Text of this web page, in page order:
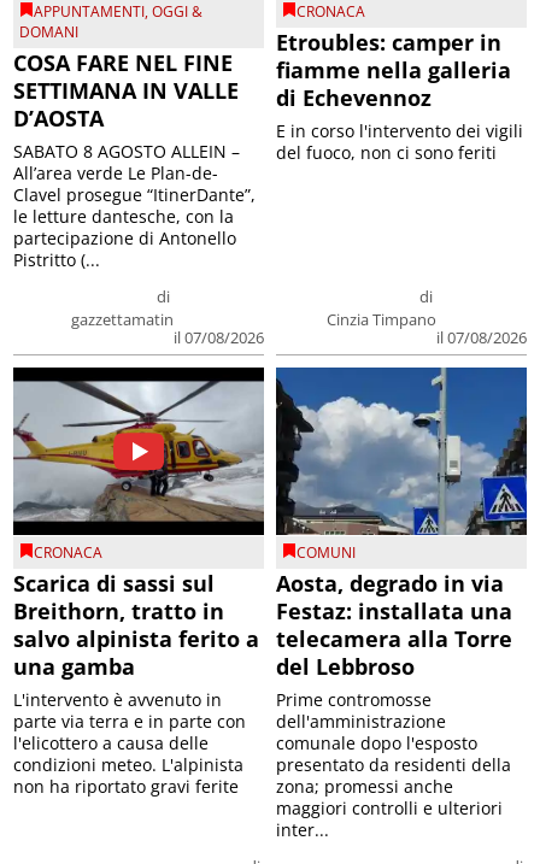
APPUNTAMENTI,OGGI &
DOMANI
COSA FARE NEL FINE
SETTIMANA IN VALLE
D’AOSTA
di
gazzettamatin
il 07/08/2026
SABATO 8 AGOSTO ALLEIN –
All’area verde Le Plan-de-
Clavel prosegue “ItinerDante”,
le letture dantesche, con la
partecipazione di Antonello
Pistritto (...
CRONACA
Etroubles: camper in
fiamme nella galleria
di Echevennoz
di
Cinzia Timpano
il 07/08/2026
E in corso l'intervento dei vigili
del fuoco, non ci sono feriti
CRONACA
Scarica di sassi sul
Breithorn, tratto in
salvo alpinista ferito a
una gamba
L'intervento è avvenuto in
parte via terra e in parte con
l'elicottero a causa delle
condizioni meteo. L'alpinista
non ha riportato gravi ferite
COMUNI
Aosta, degrado in via
Festaz: installata una
telecamera alla Torre
del Lebbroso
Prime contromosse
dell'amministrazione
comunale dopo l'esposto
presentato da residenti della
zona; promessi anche
maggiori controlli e ulteriori
inter...